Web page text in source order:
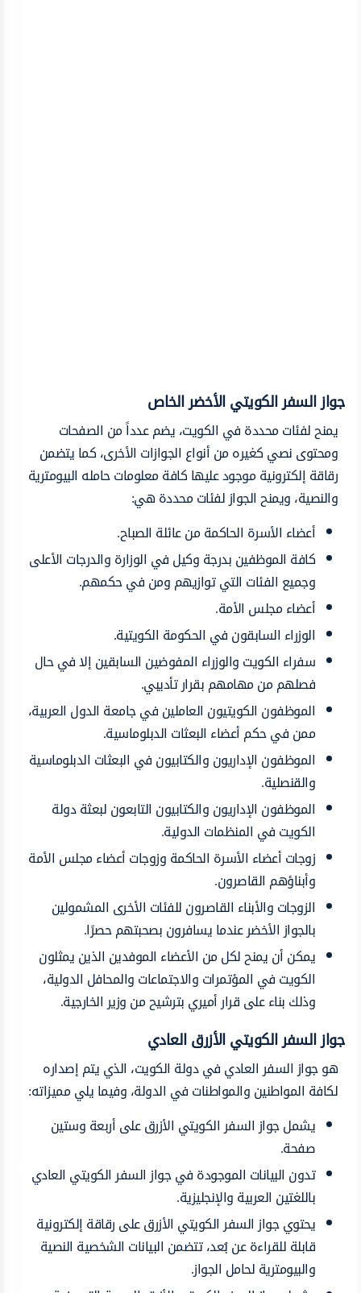
جواز السفر الكويتي الأخضر الخاص
يمنح لفئات محددة في الكويت، يضم عدداً من الصفحات
ومحتوى نصي كغيره من أنواع الجوازات الأخرى، كما يتضمن
رقاقة إلكترونية موجود عليها كافة معلومات حامله البيومترية
والنصية، ويمنح الجواز لفئات محددة هي:
أعضاء الأسرة الحاكمة من عائلة الصباح.
كافة الموظفين بدرجة وكيل في الوزارة والدرجات الأعلى
وجميع الفئات التي توازيهم ومن في حكمهم.
أعضاء مجلس الأمة.
الوزراء السابقون في الحكومة الكويتية.
سفراء الكويت والوزراء المفوضين السابقين إلا في حال
فصلهم من مهامهم بقرار تأديبي.
الموظفون الكويتيون العاملين في جامعة الدول العربية،
ممن في حكم أعضاء البعثات الدبلوماسية.
الموظفون الإداريون والكتابيون في البعثات الدبلوماسية
والقنصلية.
الموظفون الإداريون والكتابيون التابعون لبعثة دولة
الكويت في المنظمات الدولية.
زوجات أعضاء الأسرة الحاكمة وزوجات أعضاء مجلس الأمة
وأبناؤهم القاصرون.
الزوجات والأبناء القاصرون للفئات الأخرى المشمولين
بالجواز الأخضر عندما يسافرون بصحبتهم حصرًا.
يمكن أن يمنح لكل من الأعضاء الموفدين الذين يمثلون
الكويت في المؤتمرات والاجتماعات والمحافل الدولية،
وذلك بناء على قرار أميري بترشيح من وزير الخارجية.
جواز السفر الكويتي الأزرق العادي
هو جواز السفر العادي في دولة الكويت، الذي يتم إصداره
لكافة المواطنين والمواطنات في الدولة، وفيما يلي مميزاته:
يشمل جواز السفر الكويتي الأزرق على أربعة وستين
صفحة.
تدون البيانات الموجودة في جواز السفر الكويتي العادي
باللغتين العربية والإنجليزية.
يحتوي جواز السفر الكويتي الأزرق على رقاقة إلكترونية
قابلة للقراءة عن بُعد، تتضمن البيانات الشخصية النصية
والبيومترية لحامل الجواز.